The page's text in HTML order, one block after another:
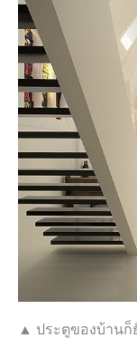
▲ ประตูของบ้านก็